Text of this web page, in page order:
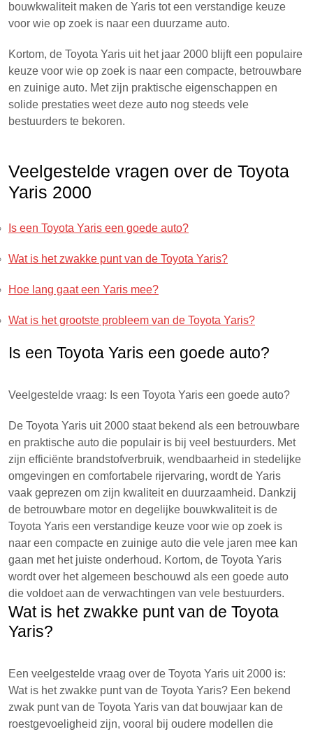
bouwkwaliteit maken de Yaris tot een verstandige keuze
voor wie op zoek is naar een duurzame auto.
Kortom, de Toyota Yaris uit het jaar 2000 blijft een populaire
keuze voor wie op zoek is naar een compacte, betrouwbare
en zuinige auto. Met zijn praktische eigenschappen en
solide prestaties weet deze auto nog steeds vele
bestuurders te bekoren.
Veelgestelde vragen over de Toyota
Yaris 2000
Is een Toyota Yaris een goede auto?
Wat is het zwakke punt van de Toyota Yaris?
Hoe lang gaat een Yaris mee?
Wat is het grootste probleem van de Toyota Yaris?
Is een Toyota Yaris een goede auto?
Veelgestelde vraag: Is een Toyota Yaris een goede auto?
De Toyota Yaris uit 2000 staat bekend als een betrouwbare
en praktische auto die populair is bij veel bestuurders. Met
zijn efficiënte brandstofverbruik, wendbaarheid in stedelijke
omgevingen en comfortabele rijervaring, wordt de Yaris
vaak geprezen om zijn kwaliteit en duurzaamheid. Dankzij
de betrouwbare motor en degelijke bouwkwaliteit is de
Toyota Yaris een verstandige keuze voor wie op zoek is
naar een compacte en zuinige auto die vele jaren mee kan
gaan met het juiste onderhoud. Kortom, de Toyota Yaris
wordt over het algemeen beschouwd als een goede auto
die voldoet aan de verwachtingen van vele bestuurders.
Wat is het zwakke punt van de Toyota
Yaris?
Een veelgestelde vraag over de Toyota Yaris uit 2000 is:
Wat is het zwakke punt van de Toyota Yaris? Een bekend
zwak punt van de Toyota Yaris van dat bouwjaar kan de
roestgevoeligheid zijn, vooral bij oudere modellen die